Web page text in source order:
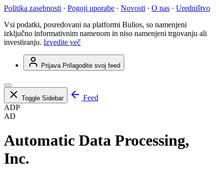
Politika zasebnosti · Pogoji uporabe · Novosti · O nas · Uredništvo
Vsi podatki, posredovani na platformi Bulios, so namenjeni
izključno informativnim namenom in niso namenjeni trgovanju ali
investiranju. Izvedite več
Prijava Prilagodite svoj feed
Toggle Sidebar
Feed
ADP
AD
Automatic Data Processing,
Inc.